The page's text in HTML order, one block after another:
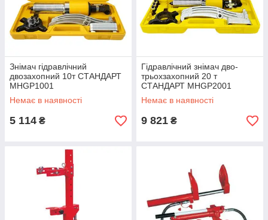
Знімач гідравлічний
двозахопний 10т СТАНДАРТ
MHGP1001
Немає в наявності
5 114 ₴
Гідравлічний знімач дво-
трьохзахопний 20 т
СТАНДАРТ MHGP2001
Немає в наявності
9 821 ₴